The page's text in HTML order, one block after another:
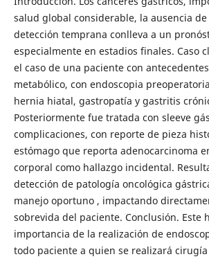
salud global considerable, la ausencia
detección temprana conlleva a un
especialmente en estadios finales. Caso
el caso de una paciente con
metabólico, con endoscopia
hernia hiatal, gastropatía y gastritis
Posteriormente fue tratada con sleeve
complicaciones, con reporte de pieza
estómago que reporta adenocarcinoma
corporal como hallazgo incidental.
detección de patología oncológica
manejo oportuno , impactando
sobrevida del paciente. Conclusión. Este
importancia de la realización de
todo paciente a quien se realizará